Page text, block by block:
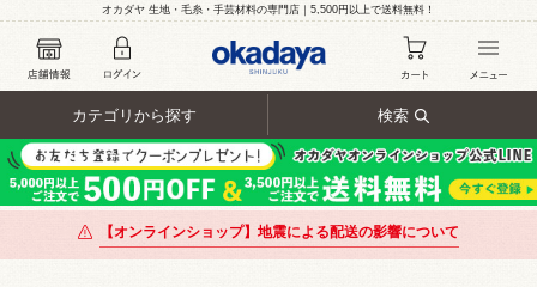
オカダヤ 生地・毛糸・手芸材料の専門店｜5,500円以上で送料無料！
カテゴリから探す 検索
【オンラインショップ】地震による配送の影響について